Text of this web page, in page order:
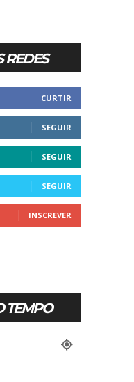
REDES
CURTIR
SEGUIR
SEGUIR
SEGUIR
INSCREVER
TEMPO